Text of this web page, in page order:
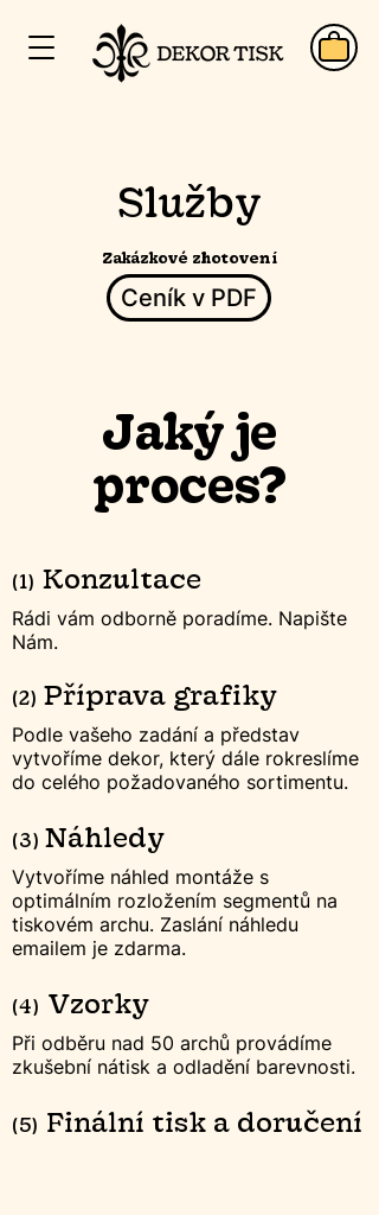
Služby
Zakázkové zhotovení
Ceník v PDF
Jaký je
proces?
(1) Konzultace
Rádi vám odborně poradíme. Napište
Nám.
(2) Příprava grafiky
Podle vašeho zadání a představ
vytvoříme dekor, který dále rokreslíme
do celého požadovaného sortimentu.
(3) Náhledy
Vytvoříme náhled montáže s
optimálním rozložením segmentů na
tiskovém archu. Zaslání náhledu
emailem je zdarma.
(4) Vzorky
Při odběru nad 50 archů provádíme
zkušební nátisk a odladění barevnosti.
(5) Finální tisk a doručení